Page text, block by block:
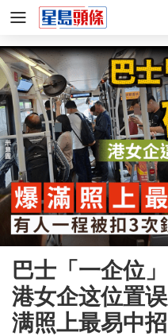
巴士「一企位
港女企这位置
满照上最易中